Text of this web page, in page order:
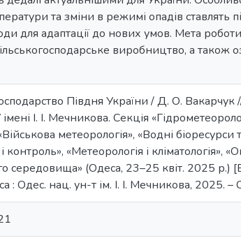
та зміни в режимі опадів ставлять
для адаптації до нових умов. Мета
виробництво, а також
Півдня України / Д. О. Вакарчук
І. І. Мечникова. Секція
метеорологія», «Водні біоресурси
контроль», «Метеорологія і кліматологія»,
середовища» (Одеса, 23–25 квіт. 2025 р.)
: Одес. нац. ун-т ім. І. І. Мечникова, 2025. –